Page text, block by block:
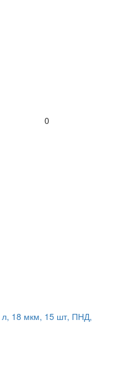
0
л, 18 мкм, 15 шт, ПНД,